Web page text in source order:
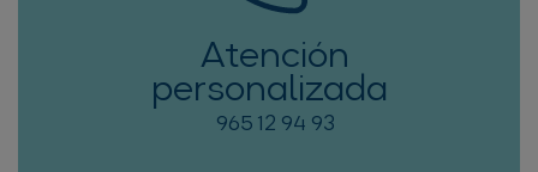
Atención
personalizada
965 12 94 93